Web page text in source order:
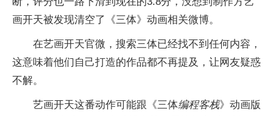
画开天被发现清空了《三体》动画相关微博。
在艺画开天官微，搜索三体已经找不到任何内容，
这意味着他们自己打造的作品都不再提及，让网友疑惑
不解。
艺画开天这番动作可能跟《三体编程客栈》动画版